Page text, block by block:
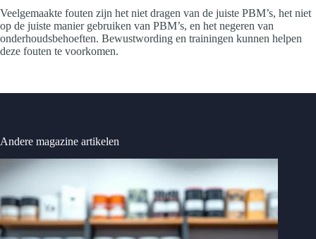
Veelgemaakte fouten zijn het niet dragen van de juiste PBM’s, het niet
op de juiste manier gebruiken van PBM’s, en het negeren van
onderhoudsbehoeften. Bewustwording en trainingen kunnen helpen
deze fouten te voorkomen.
Andere magazine artikelen